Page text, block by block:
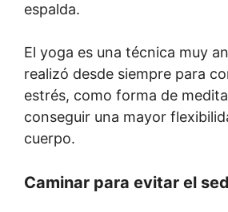
espalda.
El yoga es una técnica muy
realizó desde siempre para
estrés, como forma de
conseguir una mayor
cuerpo.
Caminar para evitar el